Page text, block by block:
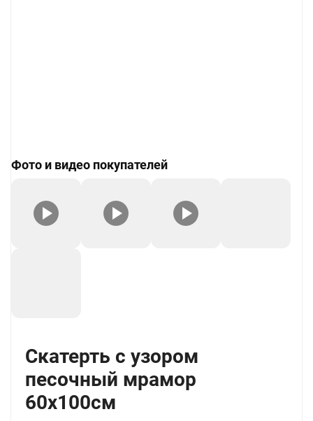
Фото и видео покупателей
Скатерть с узором
песочный мрамор
60x100см